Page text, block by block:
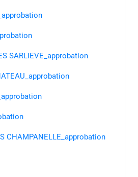
SARLIEVE_approbation
CHAMPANELLE_approbation